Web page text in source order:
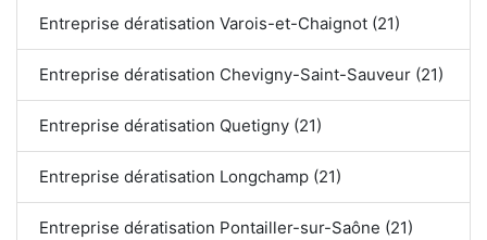
Entreprise dératisation Varois-et-Chaignot (21)
Entreprise dératisation Chevigny-Saint-Sauveur (21)
Entreprise dératisation Quetigny (21)
Entreprise dératisation Longchamp (21)
Entreprise dératisation Pontailler-sur-Saône (21)